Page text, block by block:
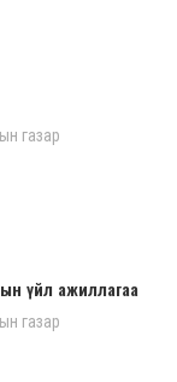
газар
үйл ажиллагаа
газар